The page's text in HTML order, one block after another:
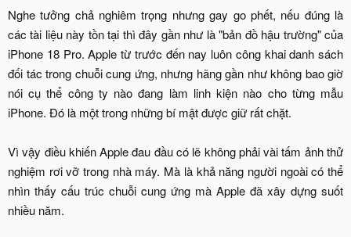
Nghe tưởng chả nghiêm trọng nhưng gay go phết, nếu đúng là
các tài liệu này tồn tại thì đây gần như là "bản đồ hậu trường" của
iPhone 18 Pro. Apple từ trước đến nay luôn công khai danh sách
đối tác trong chuỗi cung ứng, nhưng hãng gần như không bao giờ
nói cụ thể công ty nào đang làm linh kiện nào cho từng mẫu
iPhone. Đó là một trong những bí mật được giữ rất chặt.
Vì vậy điều khiến Apple đau đầu có lẽ không phải vài tấm ảnh thử
nghiệm rơi vỡ trong nhà máy. Mà là khả năng người ngoài có thể
nhìn thấy cấu trúc chuỗi cung ứng mà Apple đã xây dựng suốt
nhiều năm.